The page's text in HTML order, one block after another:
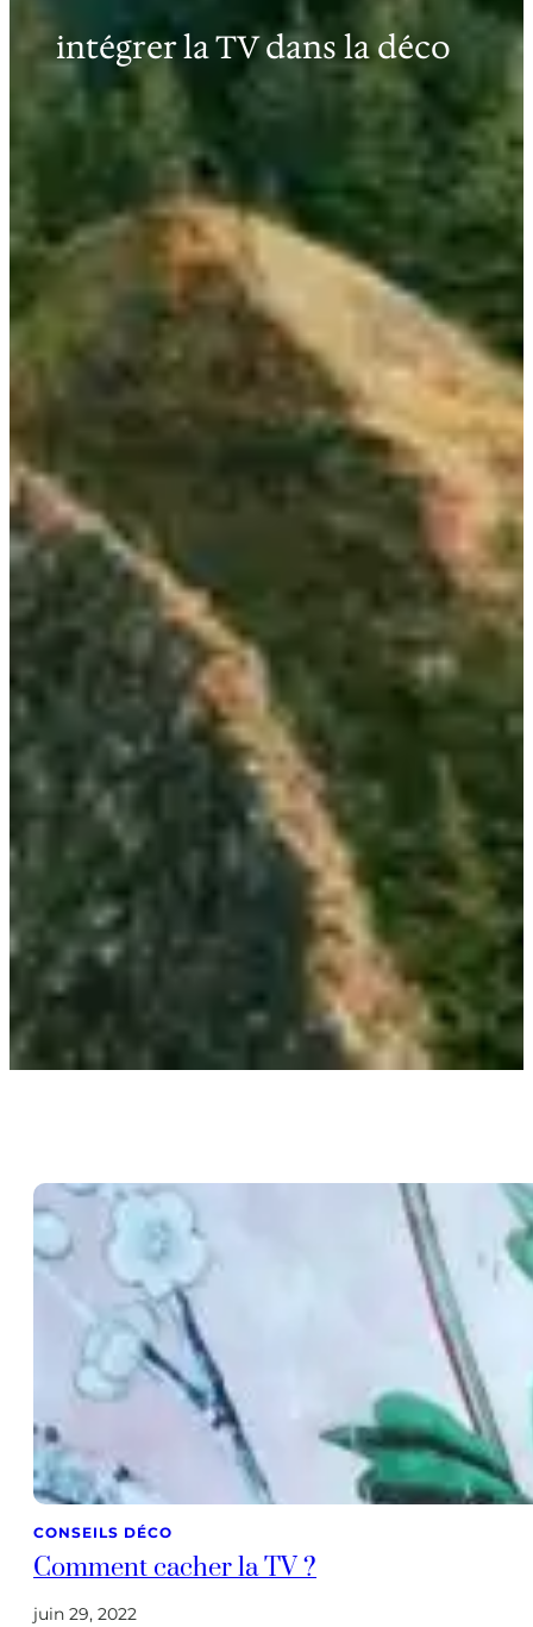
intégrer la TV dans la déco
CONSEILS DÉCO
Comment cacher la TV ?
juin 29, 2022